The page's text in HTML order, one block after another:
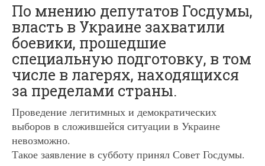
По мнению депутатов Госдумы,
власть в Украине захватили
боевики, прошедшие
специальную подготовку, в том
числе в лагерях, находящихся
за пределами страны.
Проведение легитимных и демократических
выборов в сложившейся ситуации в Украине
невозможно.
Такое заявление в субботу принял Совет Госдумы.